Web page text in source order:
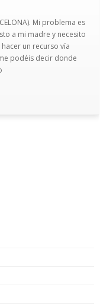
Mi problema es
a mi madre y necesito
un recurso vía
podéis decir donde